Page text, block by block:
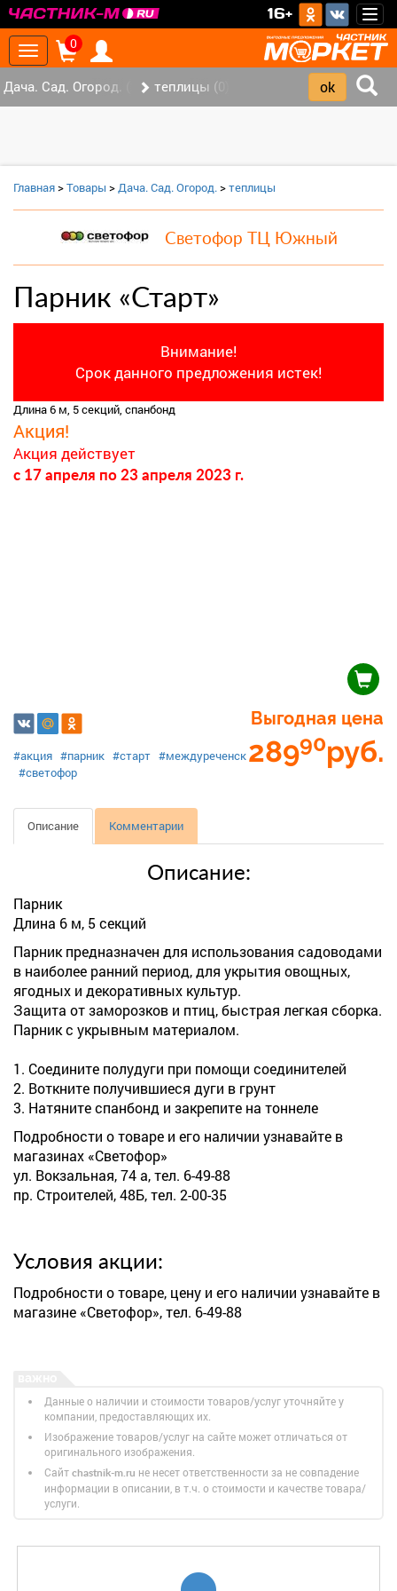
16+
Toggle
navigation
0
Дача. Сад. Огород. (2) теплицы (0)
Главная>Товары >Дача. Сад. Огород.>теплицы
Светофор ТЦ Южный
Парник «Старт»
Внимание!
Срок данного предложения истек!
Длина 6 м, 5 секций, спанбонд
Акция!
Акция действует
c 17 апреля по 23 апреля 2023 г.
Выгодная цена
28990руб.
#акция #парник #старт #междуреченск
#светофор
Описание Комментарии
Описание:
Парник
Длина 6 м, 5 секций
Парник предназначен для использования садоводами
в наиболее ранний период, для укрытия овощных,
ягодных и декоративных культур.
Защита от заморозков и птиц, быстрая легкая сборка.
Парник с укрывным материалом.
1. Соедините полудуги при помощи соединителей
2. Воткните получившиеся дуги в грунт
3. Натяните спанбонд и закрепите на тоннеле
Подробности о товаре и его наличии узнавайте в
магазинах «Светофор»
ул. Вокзальная, 74 а, тел. 6-49-88
пр. Строителей, 48Б, тел. 2-00-35
Условия акции:
Подробности о товаре, цену и его наличии узнавайте в
магазине «Светофор», тел. 6-49-88
Данные о наличии и стоимости товаров/услуг уточняйте у
компании, предоставляющих их.
Изображение товаров/услуг на сайте может отличаться от
оригинального изображения.
Сайт chastnik-m.ru не несет ответственности за не совпадение
информации в описании, в т.ч. о стоимости и качестве товара/
услуги.